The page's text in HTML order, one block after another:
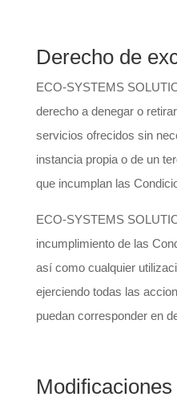
Derecho de
ECO-SYSTEMS
derecho a denegar o
servicios ofrecidos sin
instancia propia o de un
que incumplan las
ECO-SYSTEMS
incumplimiento de las
así como cualquier
ejerciendo todas las
puedan corresponder en